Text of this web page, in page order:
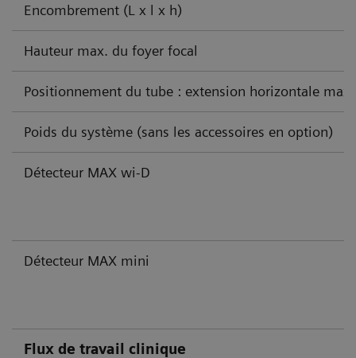
Encombrement (L x l x h)
Hauteur max. du foyer focal
Positionnement du tube : extension horizontale max.
Poids du système (sans les accessoires en option)
Détecteur MAX wi-D
Détecteur MAX mini
Flux de travail clinique